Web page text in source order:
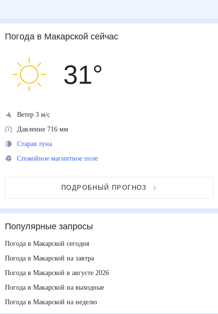
Погода в Макарской сейчас
31°
Ветер 3 м/с
Давление 716 мм
Старая луна
Спокойное магнитное поле
ПОДРОБНЫЙ ПРОГНОЗ
Популярные запросы
Погода в Макарской сегодня
Погода в Макарской на завтра
Погода в Макарской в августе 2026
Погода в Макарской на выходные
Погода в Макарской на неделю